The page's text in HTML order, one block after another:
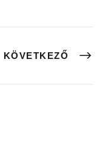
KÖVETKEZŐ